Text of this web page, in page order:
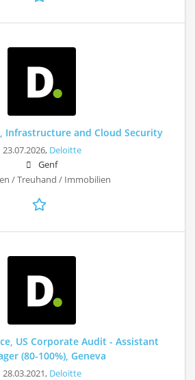
Infrastructure and Cloud Security
23.07.2026, Deloitte
Genf
/ Treuhand / Immobilien
US Corporate Audit - Assistant
(80-100%), Geneva
28.03.2021, Deloitte